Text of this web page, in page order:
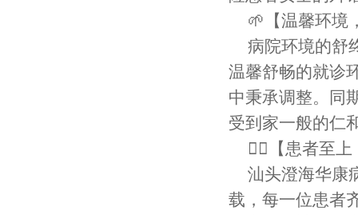
🌱【温馨环境
病院环境的舒
温馨舒畅的就诊
中秉承调整。同
受到家一般的仁
👨‍⚕️【患者至
汕头澄海华康
载，每一位患者